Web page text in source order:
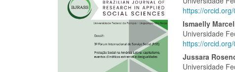
lateral
artigos
do
artigo
https://
Ismaelly
Universidade
https://
Jussara
Universidade